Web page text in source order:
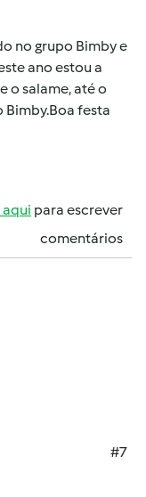
no grupo Bimby e
ano estou a
o salame, até o
festa
aqui para escrever
comentários
#7